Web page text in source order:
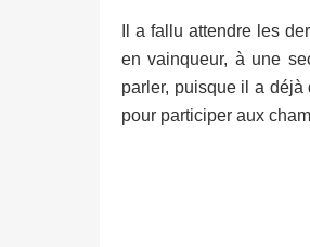
Il a fallu attendre les
en vainqueur, à une
parler, puisque il a déjà
pour participer aux